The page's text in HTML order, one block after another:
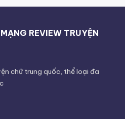
REVIEW TRUYỆN
chữ trung quốc, thể loại đa